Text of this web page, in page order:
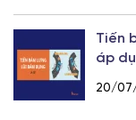
Tiến
áp
20/